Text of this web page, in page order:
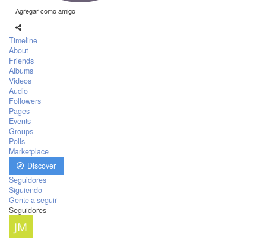
Agregar como amigo
Timeline
About
Friends
Albums
Videos
Audio
Followers
Pages
Events
Groups
Polls
Marketplace
Discover
Seguidores
Siguiendo
Gente a seguir
Seguidores